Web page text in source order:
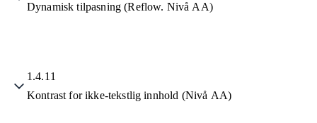
Dynamisk tilpasning (Reflow. Nivå AA)
1.4.11
Kontrast for ikke-tekstlig innhold (Nivå AA)